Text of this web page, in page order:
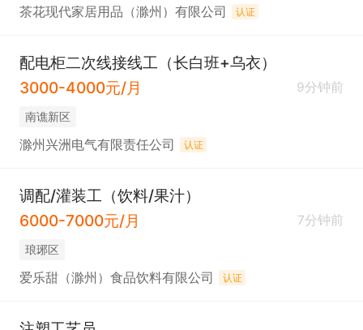
茶花现代家居用品（滁州）有限公司 认证
配电柜二次线接线工（长白班+乌衣）
3000-4000元/月
9分钟前
南谯新区
滁州兴洲电气有限责任公司 认证
调配/灌装工（饮料/果汁）
6000-7000元/月
7分钟前
琅琊区
爱乐甜（滁州）食品饮料有限公司 认证